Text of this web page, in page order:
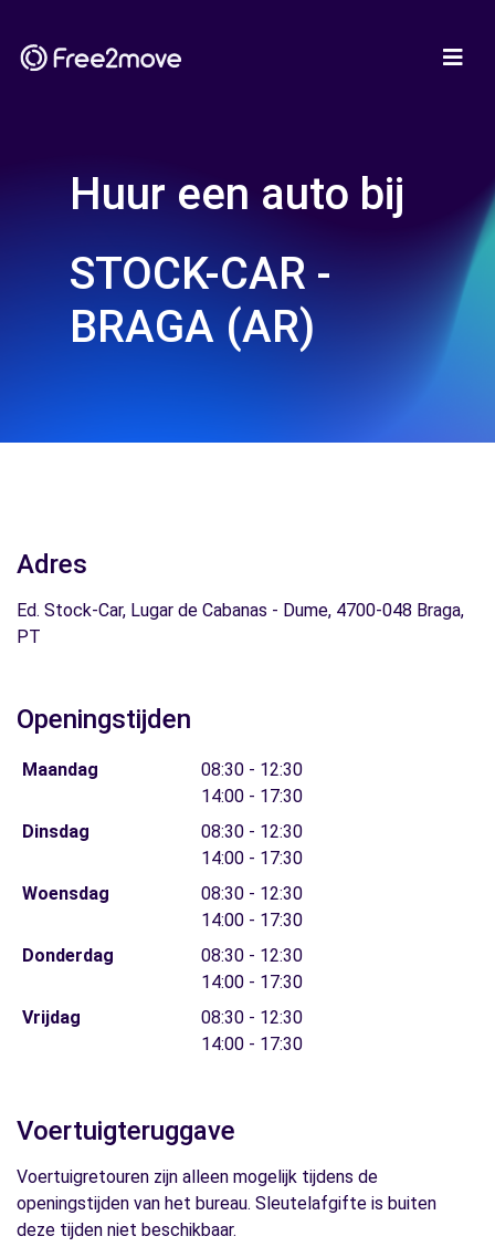
Huur een auto bij
STOCK-CAR -
BRAGA (AR)
Adres
Ed. Stock-Car, Lugar de Cabanas - Dume, 4700-048 Braga,
PT
Openingstijden
Maandag
08:30 - 12:30
14:00 - 17:30
Dinsdag
08:30 - 12:30
14:00 - 17:30
Woensdag
08:30 - 12:30
14:00 - 17:30
Donderdag
08:30 - 12:30
14:00 - 17:30
Vrijdag
08:30 - 12:30
14:00 - 17:30
Voertuigteruggave
Voertuigretouren zijn alleen mogelijk tijdens de
openingstijden van het bureau. Sleutelafgifte is buiten
deze tijden niet beschikbaar.